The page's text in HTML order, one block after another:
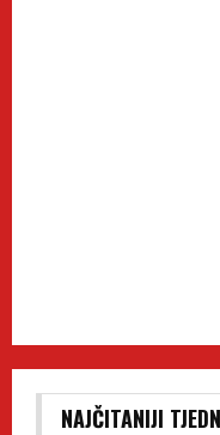
NAJČITANIJI